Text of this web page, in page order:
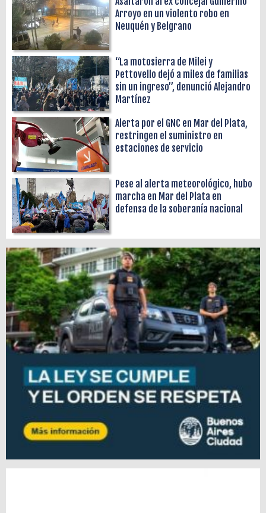
Arroyo en un violento robo en
Neuquén y Belgrano
“La motosierra de Milei y
Pettovello dejó a miles de familias
sin un ingreso”, denunció Alejandro
Martínez
Alerta por el GNC en Mar del Plata,
restringen el suministro en
estaciones de servicio
Pese al alerta meteorológico, hubo
marcha en Mar del Plata en
defensa de la soberanía nacional